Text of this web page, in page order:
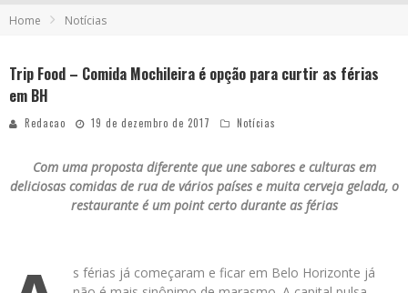
Home Notícias
Trip Food – Comida Mochileira é opção para curtir as férias
em BH
Redacao 19 de dezembro de 2017 Notícias
Com uma proposta diferente que une sabores e culturas em
deliciosas comidas de rua de vários países e muita cerveja gelada, o
restaurante é um point certo durante as férias
s férias já começaram e ficar em Belo Horizonte já